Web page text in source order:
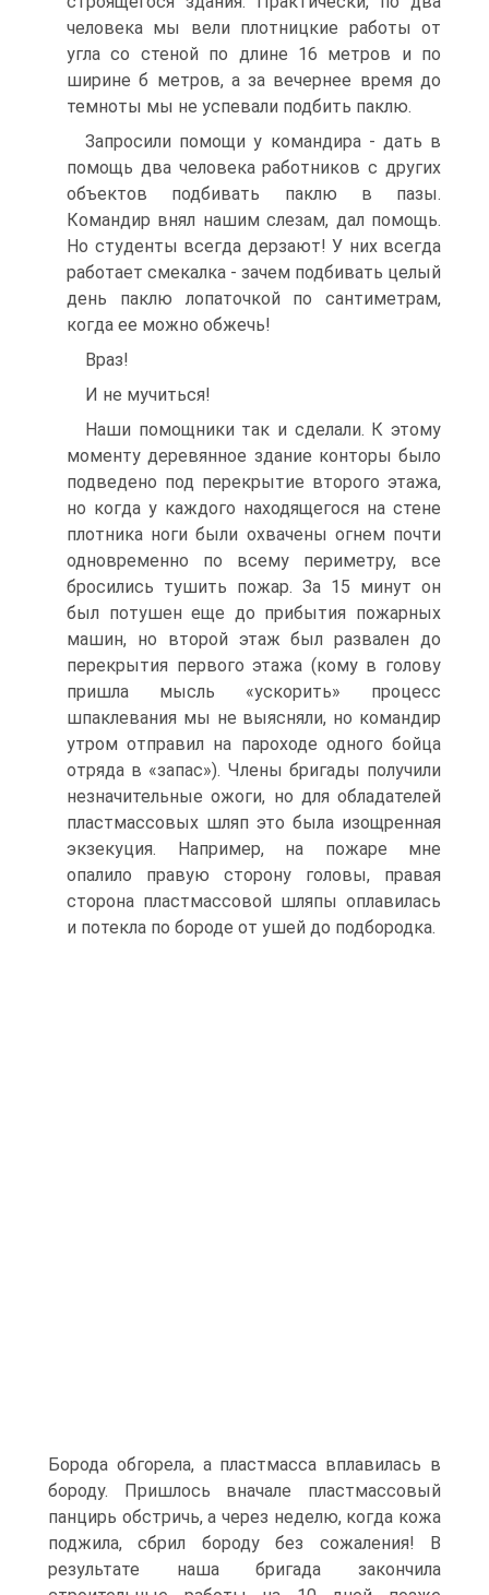
человека мы вели плотницкие работы от
угла со стеной по длине 16 метров и по
ширине б метров, а за вечернее время до
темноты мы не успевали подбить паклю.
Запросили помощи у командира - дать в
помощь два человека работников с других
объектов подбивать паклю в пазы.
Командир внял нашим слезам, дал помощь.
Но студенты всегда дерзают! У них всегда
работает смекалка - зачем подбивать целый
день паклю лопаточкой по сантиметрам,
когда ее можно обжечь!
Враз!
И не мучиться!
Наши помощники так и сделали. К этому
моменту деревянное здание конторы было
подведено под перекрытие второго этажа,
но когда у каждого находящегося на стене
плотника ноги были охвачены огнем почти
одновременно по всему периметру, все
бросились тушить пожар. За 15 минут он
был потушен еще до прибытия пожарных
машин, но второй этаж был развален до
перекрытия первого этажа (кому в голову
пришла мысль «ускорить» процесс
шпаклевания мы не выясняли, но командир
утром отправил на пароходе одного бойца
отряда в «запас»). Члены бригады получили
незначительные ожоги, но для обладателей
пластмассовых шляп это была изощренная
экзекуция. Например, на пожаре мне
опалило правую сторону головы, правая
сторона пластмассовой шляпы оплавилась
и потекла по бороде от ушей до подбородка.
Борода обгорела, а пластмасса вплавилась в
бороду. Пришлось вначале пластмассовый
панцирь обстричь, а через неделю, когда кожа
поджила, сбрил бороду без сожаления! В
результате наша бригада закончила